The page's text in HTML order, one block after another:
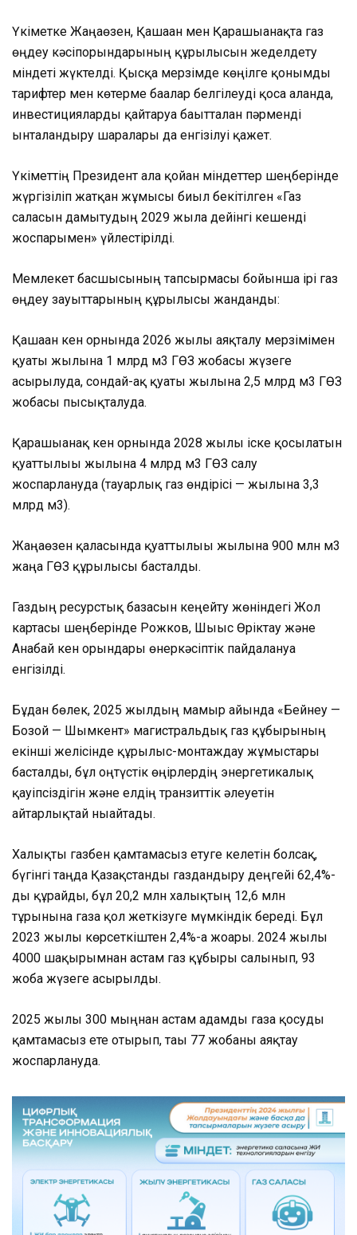
Үкіметке Жаңаөзен, Қашаған мен Қарашығанақта газ
өңдеу кәсіпорындарының құрылысын жеделдету
міндеті жүктелді. Қысқа мерзімде көңілге қонымды
тарифтер мен көтерме бағалар белгілеуді қоса алғанда,
инвестицияларды қайтаруға бағытталған пәрменді
ынталандыру шаралары да енгізілуі қажет.
Үкіметтің Президент алға қойған міндеттер шеңберінде
жүргізіліп жатқан жұмысы биыл бекітілген «Газ
саласын дамытудың 2029 жылға дейінгі кешенді
жоспарымен» үйлестірілді.
Мемлекет басшысының тапсырмасы бойынша ірі газ
өңдеу зауыттарының құрылысы жанданды:
Қашаған кен орнында 2026 жылы аяқталу мерзімімен
қуаты жылына 1 млрд м3 ГӨЗ жобасы жүзеге
асырылуда, сондай-ақ қуаты жылына 2,5 млрд м3 ГӨЗ
жобасы пысықталуда.
Қарашығанақ кен орнында 2028 жылы іске қосылатын
қуаттылығы жылына 4 млрд м3 ГӨЗ салу
жоспарлануда (тауарлық газ өндірісі — жылына 3,3
млрд м3).
Жаңаөзен қаласында қуаттылығы жылына 900 млн м3
жаңа ГӨЗ құрылысы басталды.
Газдың ресурстық базасын кеңейту жөніндегі Жол
картасы шеңберінде Рожков, Шығыс Өріктау және
Анабай кен орындары өнеркәсіптік пайдалануға
енгізілді.
Бұдан бөлек, 2025 жылдың мамыр айында «Бейнеу —
Бозой — Шымкент» магистральдық газ құбырының
екінші желісінде құрылыс-монтаждау жұмыстары
басталды, бұл оңтүстік өңірлердің энергетикалық
қауіпсіздігін және елдің транзиттік әлеуетін
айтарлықтай нығайтады.
Халықты газбен қамтамасыз етуге келетін болсақ,
бүгінгі таңда Қазақстанды газдандыру деңгейі 62,4%-
ды құрайды, бұл 20,2 млн халықтың 12,6 млн
тұрғынына газға қол жеткізуге мүмкіндік береді. Бұл
2023 жылғы көрсеткіштен 2,4%-ға жоғары. 2024 жылы
4000 шақырымнан астам газ құбыры салынып, 93
жоба жүзеге асырылды.
2025 жылы 300 мыңнан астам адамды газға қосуды
қамтамасыз ете отырып, тағы 77 жобаны аяқтау
жоспарлануда.